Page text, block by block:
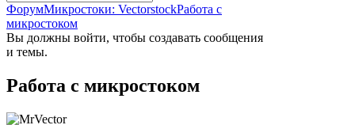
Форум
breadcrumbs
-
Вы
ФорумМикростоки: VectorstockРабота с
микростоком
Вы должны войти, чтобы создавать сообщения
и темы.
Работа с микростоком